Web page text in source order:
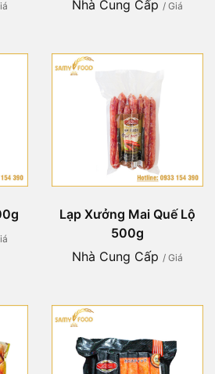
Nhà Cung Cấp / Giá
Lạp Xưởng Mai Quế Lộ
500g
Nhà Cung Cấp / Giá